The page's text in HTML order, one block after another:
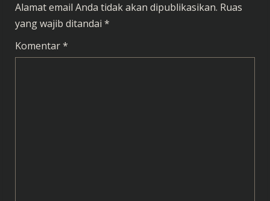
e
R
e
Alamat email Anda tidak akan dipublikasikan. Ruas
yang wajib ditandai *
Komentar*